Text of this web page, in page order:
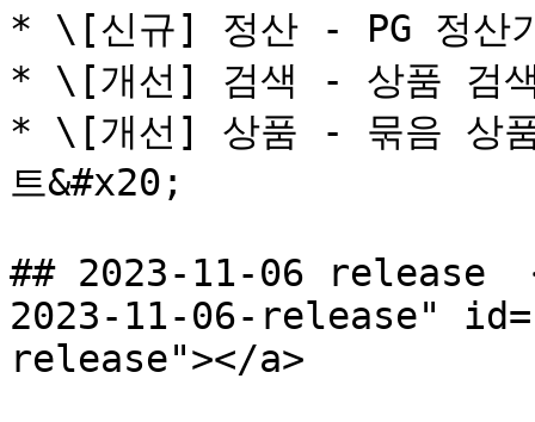
* \[신규] 정산 - PG 정산
* \[개선] 검색 - 상품 검색
* \[개선] 상품 - 묶음 상품
트&#x20;
## 2023-11-06 release
2023-11-06-release"
release"></a>